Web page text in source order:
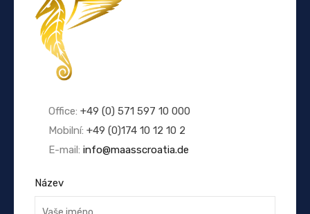
Office: +49 (0) 571 597 10 000
Mobilní: +49 (0)174 10 12 10 2
E-mail: info@maasscroatia.de
Název